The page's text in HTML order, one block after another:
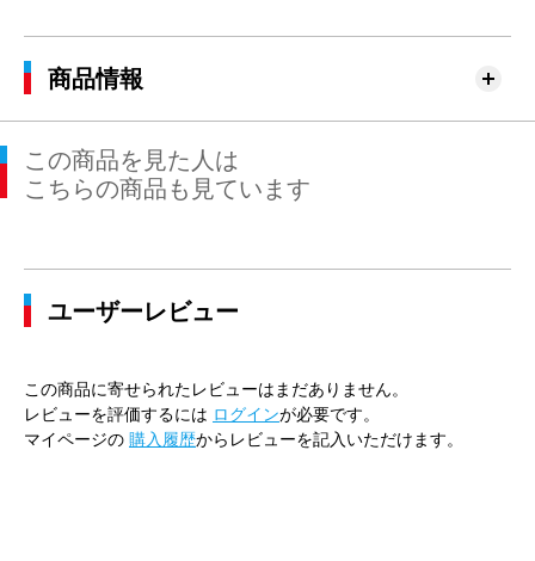
商品情報
この商品を見た人は
こちらの商品も見ています
ユーザーレビュー
この商品に寄せられたレビューはまだありません。
レビューを評価するには ログインが必要です。
マイページの 購入履歴からレビューを記入いただけます。